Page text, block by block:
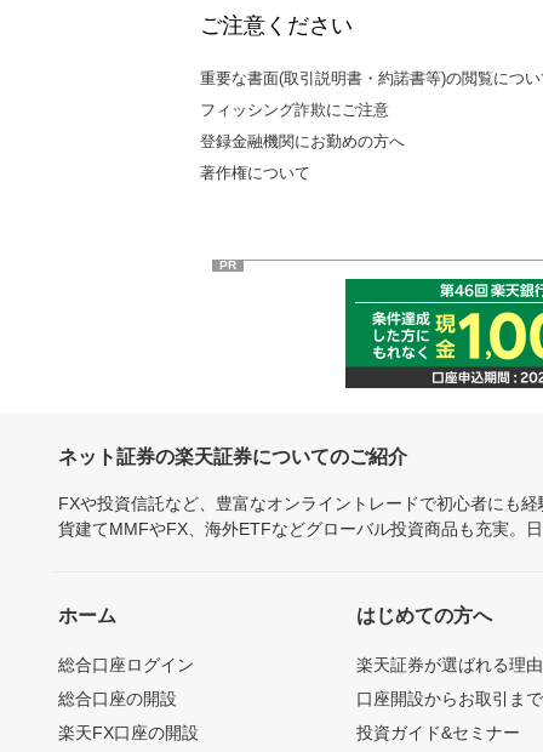
ご注意ください
重要な書面(取引説明書・約諾書等)の閲覧につ
フィッシング詐欺にご注意
登録金融機関にお勤めの方へ
著作権について
PR
ネット証券の楽天証券についてのご紹介
FXや投資信託など、豊富なオンライントレードで初心者にも
貨建てMMFやFX、海外ETFなどグローバル投資商品も充実。
ホーム
総合口座ログイン
総合口座の開設
楽天FX口座の開設
はじめての方へ
楽天証券が選ばれる理由
口座開設からお取引ま
投資ガイド&セミナー